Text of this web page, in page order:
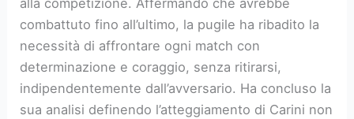
alla competizione. Affermando che avrebbe
combattuto fino all’ultimo, la pugile ha ribadito la
necessità di affrontare ogni match con
determinazione e coraggio, senza ritirarsi,
indipendentemente dall’avversario. Ha concluso la
sua analisi definendo l’atteggiamento di Carini non